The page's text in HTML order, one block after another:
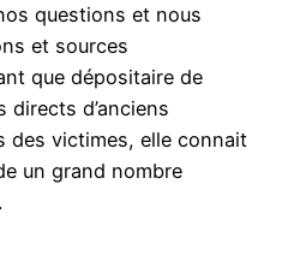
questions et nous
et sources
que dépositaire de
directs d’anciens
des victimes, elle connait
un grand nombre